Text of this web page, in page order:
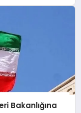
Bakanlığına